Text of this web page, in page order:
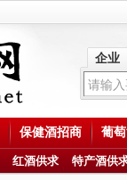
企业
保健酒招商 葡
红酒供求 特产酒供